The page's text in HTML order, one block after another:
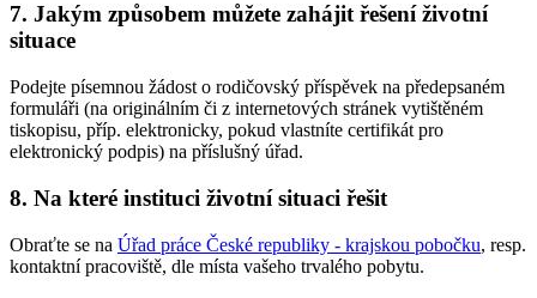
7. Jakým způsobem můžete zahájit řešení životní
situace
Podejte písemnou žádost o rodičovský příspěvek na předepsaném
formuláři (na originálním či z internetových stránek vytištěném
tiskopisu, příp. elektronicky, pokud vlastníte certifikát pro
elektronický podpis) na příslušný úřad.
8. Na které instituci životní situaci řešit
Obraťte se na Úřad práce České republiky - krajskou pobočku, resp.
kontaktní pracoviště, dle místa vašeho trvalého pobytu.